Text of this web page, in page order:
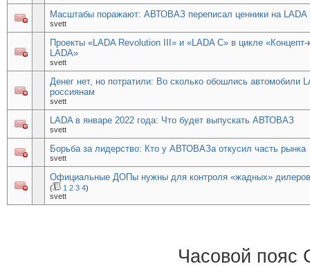
Масштабы поражают: АВТОВАЗ переписал ценники на LADA
svett
Проекты «LADA Revolution III» и «LADA С» в цикле «Концепт-
LADA»
svett
Денег нет, но потратили: Во сколько обошлись автомобили
россиянам
svett
LADA в январе 2022 года: Что будет выпускать АВТОВАЗ
svett
Борьба за лидерство: Кто у АВТОВАЗа откусил часть рынка
svett
Официальные ДОПы нужны для контроля «жадных»
( 1 2 3 4)
svett
Часовой пояс